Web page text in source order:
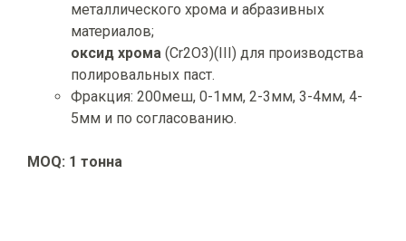
металлического хрома и абразивных
материалов;
оксид хрома (Cr2O3)(III) для производства
полировальных паст.
Фракция: 200меш, 0-1мм, 2-3мм, 3-4мм, 4-
5мм и по согласованию.
MOQ: 1 тонна